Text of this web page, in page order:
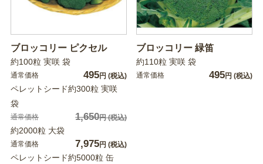
ブロッコリー ピクセル
約100粒 実咲 袋
通常価格 495円 (税込)
ペレットシード約300粒 実咲
袋
通常価格 1,650円(税込)
約2000粒 大袋
通常価格 7,975円 (税込)
ペレットシード約5000粒 缶
ブロッコリー 緑笛
約110粒 実咲 袋
通常価格 495円 (税込)